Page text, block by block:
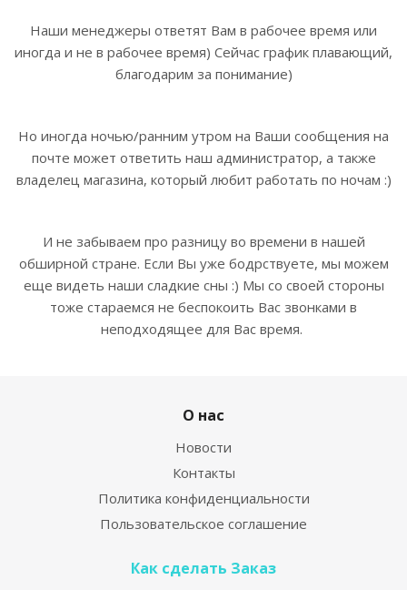
Наши менеджеры ответят Вам в рабочее время или
иногда и не в рабочее время) Сейчас график плавающий,
благодарим за понимание)
Но иногда ночью/ранним утром на Ваши сообщения на
почте может ответить наш администратор, а также
владелец магазина, который любит работать по ночам :)
И не забываем про разницу во времени в нашей
обширной стране. Если Вы уже бодрствуете, мы можем
еще видеть наши сладкие сны :) Мы со своей стороны
тоже стараемся не беспокоить Вас звонками в
неподходящее для Вас время.
О нас
Новости
Контакты
Политика конфиденциальности
Пользовательское соглашение
Как сделать Заказ